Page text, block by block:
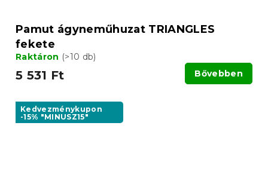
Pamut ágyneműhuzat TRIANGLES
fekete
Raktáron (>10 db)
5 531 Ft Bővebben
Kedvezménykupon
-15% "MINUSZ15"